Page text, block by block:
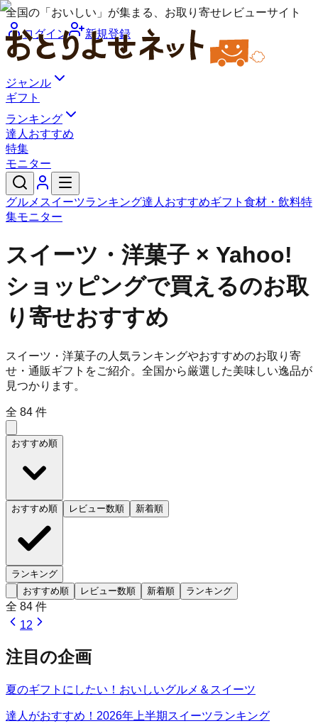
全国の「おいしい」が集まる、お取り寄せレビューサイト
ログイン
新規登録
ジャンル
ギフト
ランキング
達人おすすめ
特集
モニター
グルメ スイーツランキング達人おすすめギフト 食材・飲料特
集モニター
スイーツ・洋菓子 × Yahoo!
ショッピングで買えるのお取
り寄せおすすめ
スイーツ・洋菓子の人気ランキングやおすすめのお取り寄
せ・通販ギフトをご紹介。全国から厳選した美味しい逸品が
見つかります。
全 84 件
おすすめ順
おすすめ順 レビュー数順 新着順
ランキング
おすすめ順
レビュー数順 新着順 ランキング
全 84 件
12
注目の企画
夏のギフトにしたい！おいしいグルメ＆スイーツ
達人がおすすめ！2026年上半期スイーツランキング